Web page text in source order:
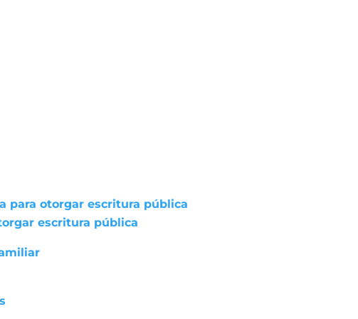
para otorgar escritura pública
escritura pública